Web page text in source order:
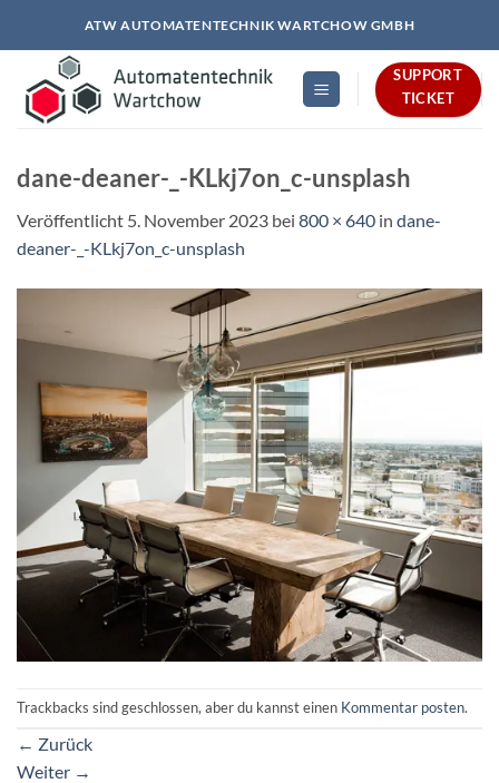
springen
ATW AUTOMATENTECHNIK WARTCHOW GMBH
SUPPORT
TICKET
dane-deaner-_-KLkj7on_c-unsplash
Veröffentlicht 5. November 2023 bei 800 × 640 in dane-
deaner-_-KLkj7on_c-unsplash
Trackbacks sind geschlossen, aber du kannst einen Kommentar posten.
← Zurück
Weiter →